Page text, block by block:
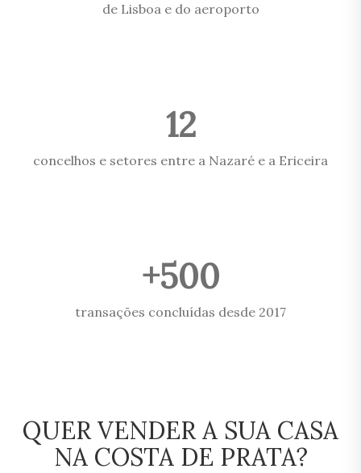
de Lisboa e do aeroporto
12
concelhos e setores entre a Nazaré e a Ericeira
+500
transações concluídas desde 2017
QUER VENDER A SUA CASA
NA COSTA DE PRATA?